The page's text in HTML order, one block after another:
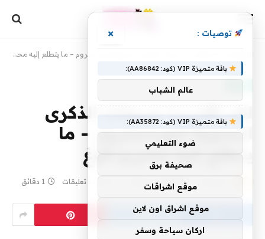
لقد اقتربت مبيعات الذكرى السنوية لنوردستروم – ما يتطلع إليه محررو فوغ
لقد اقتربت مبيعات الذكرى
السنوية لنوردستروم – ما
يتطلع إليه محررو فوغ
yaraa لا توجد تعليقات 1 دقائق
توصيات : ×
باقة متميزة VIP (كود: AA86842):
عالم الشباب
باقة متميزة VIP (كود: AA35872):
ضوء التعليمي
صحيفة برق
موقع اشراقات
موقع اشراق اون لاين
اركان سياحة وسفر